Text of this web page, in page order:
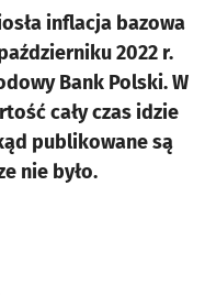
inflacja bazowa
2022 r.
Bank Polski. W
cały czas idzie
publikowane są
nie było.